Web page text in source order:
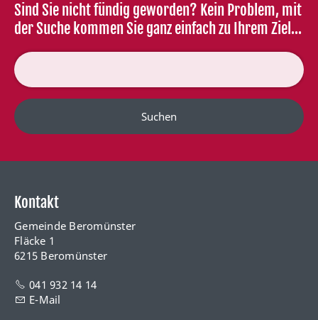
Sind Sie nicht fündig geworden? Kein Problem, mit
der Suche kommen Sie ganz einfach zu Ihrem Ziel...
Suchen
Kontakt
Gemeinde Beromünster
Fläcke 1
6215 Beromünster
041 932 14 14
E-Mail